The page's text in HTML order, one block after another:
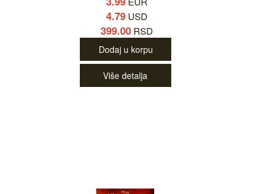
4.79 USD
399.00 RSD
Dodaj u korpu
Više detalja